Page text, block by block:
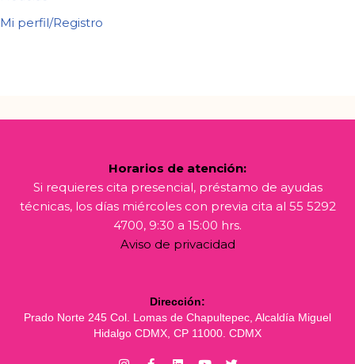
Mi perfil/Registro
Horarios de atención:
Si requieres cita presencial, préstamo de ayudas
técnicas, los días miércoles con previa cita al 55 5292
4700, 9:30 a 15:00 hrs.
Aviso de privacidad
Dirección:
Prado Norte 245 Col. Lomas de Chapultepec, Alcaldía Miguel
Hidalgo CDMX, CP 11000. CDMX